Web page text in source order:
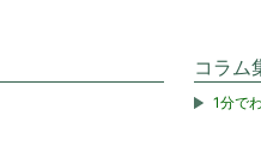
コラム
1分で